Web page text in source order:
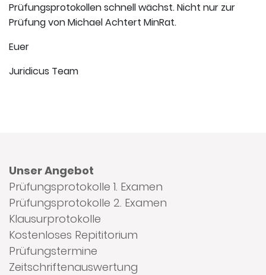
Prüfungsprotokollen schnell wächst. Nicht nur zur
Prüfung von Michael Achtert MinRat.
Euer
Juridicus Team
Unser Angebot
Prüfungsprotokolle 1. Examen
Prüfungsprotokolle 2. Examen
Klausurprotokolle
Kostenloses Repititorium
Prüfungstermine
Zeitschriftenauswertung